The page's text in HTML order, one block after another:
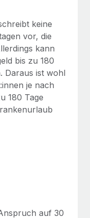
in 19 Ländern
im Bereich der
keine
vor, die
kann
bis zu 180
Daraus ist wohl
je nach
180 Tage
auf 30